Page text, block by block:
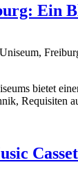
Ein
bietet
Requisiten